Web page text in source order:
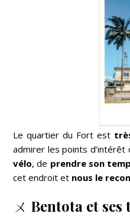
Le quartier du Fort est
admirer les points d’intérêt
vélo, de prendre son
cet endroit et nous le
ㄨ Bentota et ses